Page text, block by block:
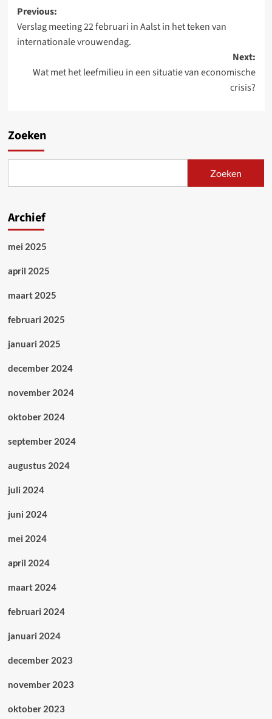
Post
navigation
Previous:
Verslag meeting 22 februari in Aalst in het teken van
internationale vrouwendag.
Next:
Wat met het leefmilieu in een situatie van economische
crisis?
Zoeken
Zoeken
Archief
mei 2025
april 2025
maart 2025
februari 2025
januari 2025
december 2024
november 2024
oktober 2024
september 2024
augustus 2024
juli 2024
juni 2024
mei 2024
april 2024
maart 2024
februari 2024
januari 2024
december 2023
november 2023
oktober 2023